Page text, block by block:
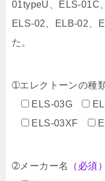
01typeU、ELS-01C
ELS-02、ELB-02、
た。
➀エレクトーンの種
ELS-03G
ELS-03XF
➁メーカー名
（必須）